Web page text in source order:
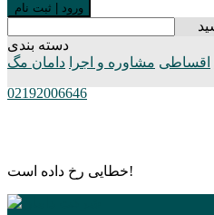
ورود ثبت نام
دسته بندی
اقساطی مشاوره و اجرا
دامان مگ
02192006646
خطایی رخ داده است!